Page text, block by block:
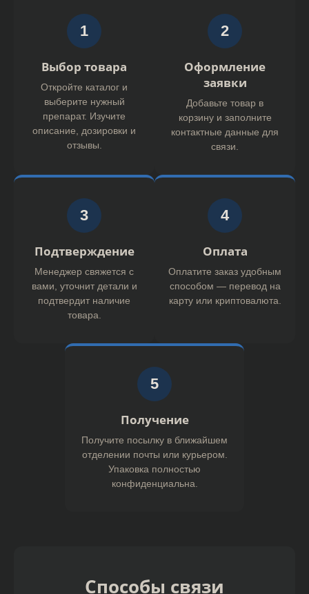
1
Выбор товара
Откройте каталог и
выберите нужный
препарат. Изучите
описание, дозировки и
отзывы.
2
Оформление
заявки
Добавьте товар в
корзину и заполните
контактные данные для
связи.
3
Подтверждение
Менеджер свяжется с
вами, уточнит детали и
подтвердит наличие
товара.
4
Оплата
Оплатите заказ удобным
способом — перевод на
карту или криптовалюта.
5
Получение
Получите посылку в ближайшем
отделении почты или курьером.
Упаковка полностью
конфиденциальна.
Способы связи